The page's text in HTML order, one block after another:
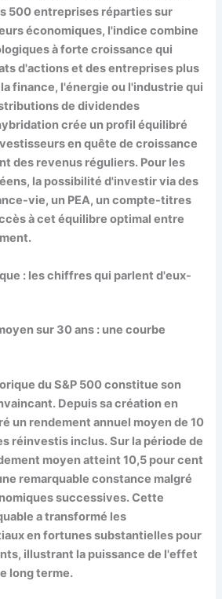
500 entreprises réparties sur
économiques, l'indice combine
à forte croissance qui
d'actions et des entreprises plus
finance, l'énergie ou l'industrie qui
de dividendes
crée un profil équilibré
en quête de croissance
des revenus réguliers. Pour les
la possibilité d'investir via des
vie, un PEA, un compte-titres
à cet équilibre optimal entre
: les chiffres qui parlent d'eux-
sur 30 ans : une courbe
du S&P 500 constitue son
Depuis sa création en
un rendement annuel moyen de 10
réinvestis inclus. Sur la période de
moyen atteint 10,5 pour cent
remarquable constance malgré
successives. Cette
a transformé les
en fortunes substantielles pour
illustrant la puissance de l'effet
long terme.